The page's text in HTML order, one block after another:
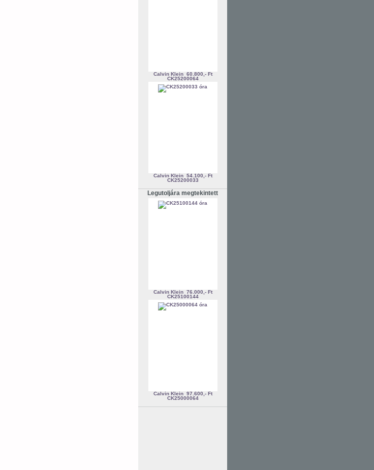
Calvin Klein 60.800,- Ft
CK25200064
Calvin Klein 54.100,- Ft
CK25200033
Legutoljára megtekintett
Calvin Klein 76.000,- Ft
CK25100144
Calvin Klein 97.600,- Ft
CK25000064